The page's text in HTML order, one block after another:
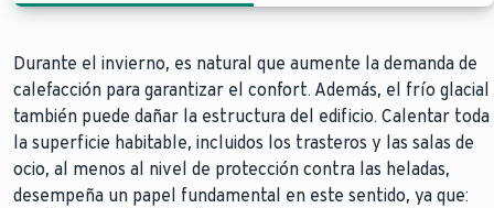
Durante el invierno, es natural que aumente la demanda de
calefacción para garantizar el confort. Además, el frío glacial
también puede dañar la estructura del edificio. Calentar toda
la superficie habitable, incluidos los trasteros y las salas de
ocio, al menos al nivel de protección contra las heladas,
desempeña un papel fundamental en este sentido, ya que:
El aire
acondicionado